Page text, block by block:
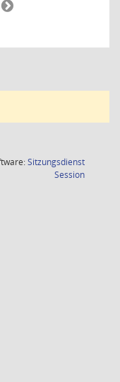
Sitzungsdienst
Session(Wird in